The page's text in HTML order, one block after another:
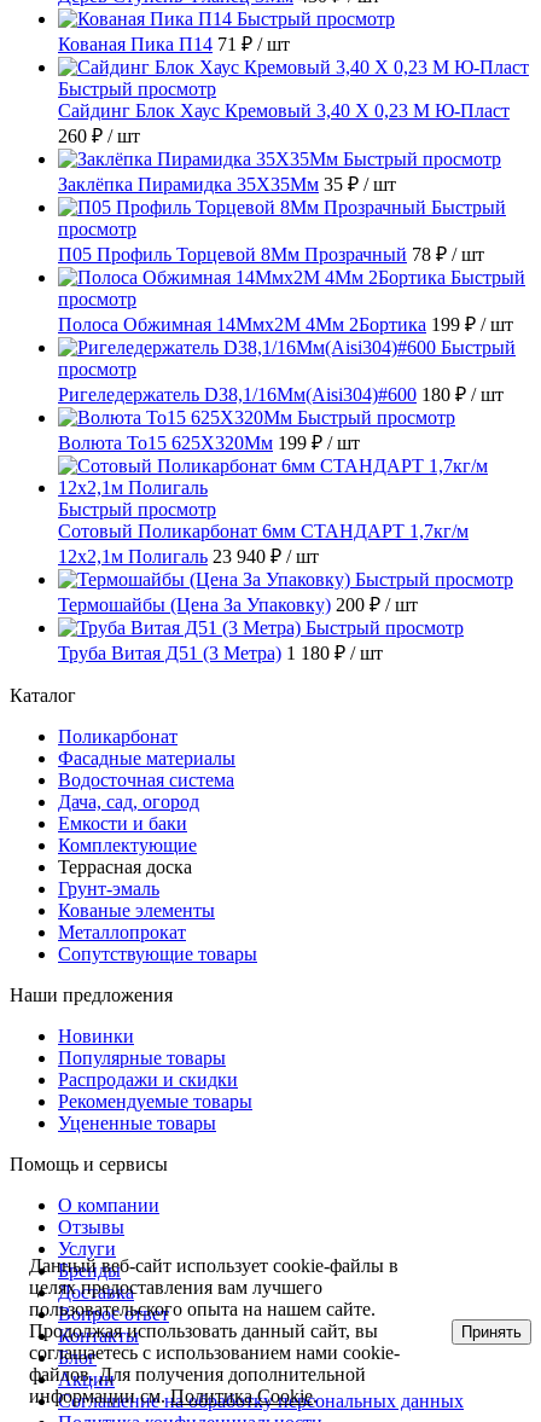
Быстрый просмотр
Кованая Пика П14 71 ₽ / шт
Быстрый просмотр
Сайдинг Блок Хаус Кремовый 3,40 Х 0,23 М Ю-Пласт
260 ₽ / шт
Быстрый просмотр
Заклёпка Пирамидка 35X35Мм 35 ₽ / шт
Быстрый
просмотр
П05 Профиль Торцевой 8Мм Прозрачный 78 ₽ / шт
Быстрый
просмотр
Полоса Обжимная 14Ммх2М 4Мм 2Бортика 199 ₽ / шт
Быстрый
просмотр
Ригеледержатель D38,1/16Мм(Aisi304)#600 180 ₽ / шт
Быстрый просмотр
Волюта То15 625X320Мм 199 ₽ / шт
Быстрый просмотр
Сотовый Поликарбонат 6мм СТАНДАРТ 1,7кг/м
12х2,1м Полигаль 23 940 ₽ / шт
Быстрый просмотр
Термошайбы (Цена За Упаковку) 200 ₽ / шт
Быстрый просмотр
Труба Витая Д51 (3 Метра) 1 180 ₽ / шт
Каталог
Поликарбонат
Фасадные материалы
Водосточная система
Дача, сад, огород
Емкости и баки
Комплектующие
Террасная доска
Грунт-эмаль
Кованые элементы
Металлопрокат
Сопутствующие товары
Наши предложения
Новинки
Популярные товары
Распродажи и скидки
Рекомендуемые товары
Уцененные товары
Помощь и сервисы
О компании
Отзывы
Услуги
Бренды
Доставка
Вопрос ответ
Контакты
Блог
Акции
Соглашение на обработку персональных данных
Данный веб-сайт использует cookie-файлы в
целях предоставления вам лучшего
пользовательского опыта на нашем сайте.
Продолжая использовать данный сайт, вы
соглашаетесь с использованием нами cookie-
файлов. Для получения дополнительной
информации см.Политика Cookie.
Принять